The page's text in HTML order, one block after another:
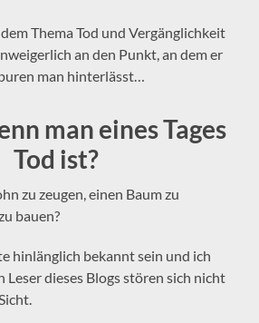
Thema Tod und Vergänglichkeit
an den Punkt, an dem er
man hinterlässt…
man eines Tages
Tod ist?
zu zeugen, einen Baum zu
bauen?
hinlänglich bekannt sein und ich
Leser dieses Blogs stören sich nicht